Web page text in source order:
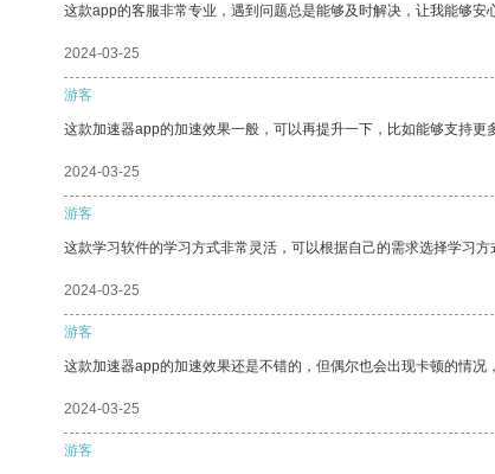
这款app的客服非常专业，遇到问题总是能够及时解决，让我能够安
2024-03-25
游客
这款加速器app的加速效果一般，可以再提升一下，比如能够支持更
2024-03-25
游客
这款学习软件的学习方式非常灵活，可以根据自己的需求选择学习方
2024-03-25
游客
这款加速器app的加速效果还是不错的，但偶尔也会出现卡顿的情况
2024-03-25
游客